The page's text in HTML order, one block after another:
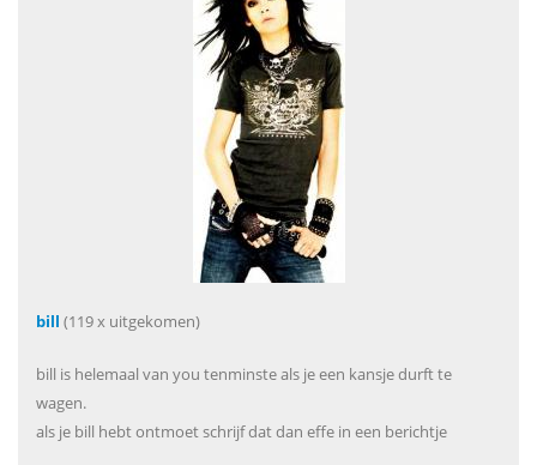
bill (119 x uitgekomen)
bill is helemaal van you tenminste als je een kansje durft te
wagen.
als je bill hebt ontmoet schrijf dat dan effe in een berichtje